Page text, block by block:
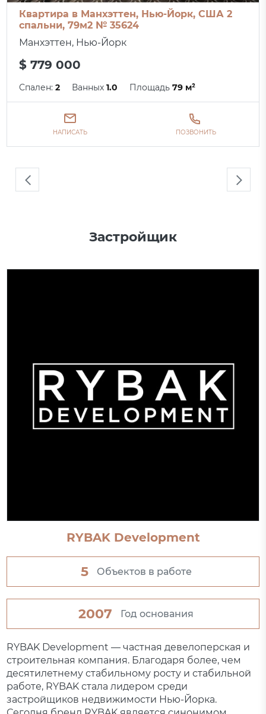
Квартира в Манхэттен, Нью-Йорк, США 2
спальни, 79м2 № 35624
Манхэттен, Нью-Йорк
$ 779 000
Спален:2 Ванных1.0 Площадь79 м²
НАПИСАТЬ ПОЗВОНИТЬ
Застройщик
RYBAK Development
5 Объектов в работе
2007 Год основания
RYBAK Development — частная девелоперская и
строительная компания. Благодаря более, чем
десятилетнему стабильному росту и стабильной
работе, RYBAK стала лидером среди
застройщиков недвижимости Нью-Йорка.